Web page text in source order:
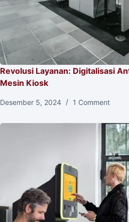
Revolusi Layanan: Digitalisasi
Mesin Kiosk
Desember 5, 2024 1 Comment